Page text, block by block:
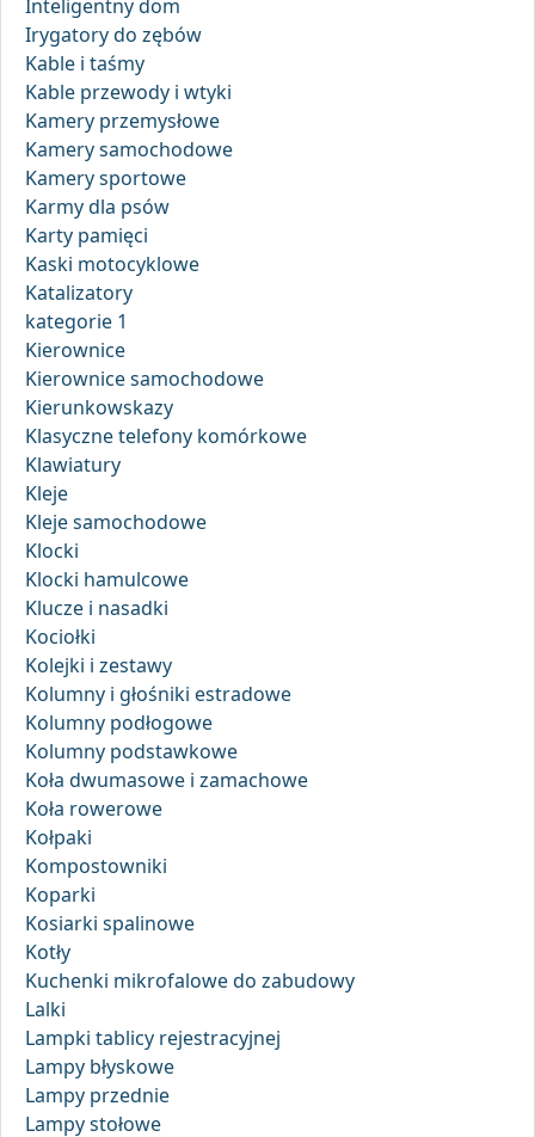
Inteligentny dom
Irygatory do zębów
Kable i taśmy
Kable przewody i wtyki
Kamery przemysłowe
Kamery samochodowe
Kamery sportowe
Karmy dla psów
Karty pamięci
Kaski motocyklowe
Katalizatory
kategorie 1
Kierownice
Kierownice samochodowe
Kierunkowskazy
Klasyczne telefony komórkowe
Klawiatury
Kleje
Kleje samochodowe
Klocki
Klocki hamulcowe
Klucze i nasadki
Kociołki
Kolejki i zestawy
Kolumny i głośniki estradowe
Kolumny podłogowe
Kolumny podstawkowe
Koła dwumasowe i zamachowe
Koła rowerowe
Kołpaki
Kompostowniki
Koparki
Kosiarki spalinowe
Kotły
Kuchenki mikrofalowe do zabudowy
Lalki
Lampki tablicy rejestracyjnej
Lampy błyskowe
Lampy przednie
Lampy stołowe